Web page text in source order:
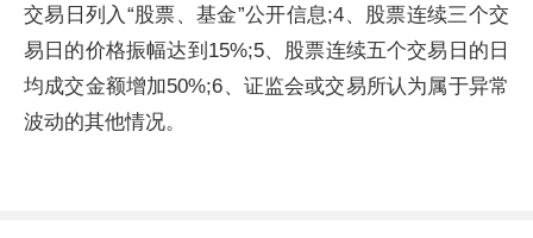
交易日列入“股票、基金”公开信息;4、 股票连续三个交
易日的价格振幅达到15%;5、 股票连续五个交易日的日
均成交金额增加50%;6、证监会或交易所认为属于异常
波动的其他情况。